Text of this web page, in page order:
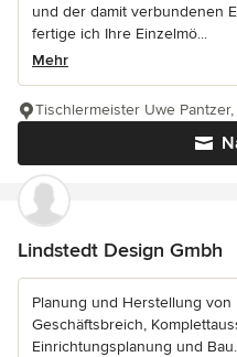
und der damit verbundenen
fertige ich Ihre Einzelmö...
Mehr
Tischlermeister Uwe
Lindstedt Design Gmbh
Planung und Herstellung
Geschäftsbreich,
Einrichtungsplanung und